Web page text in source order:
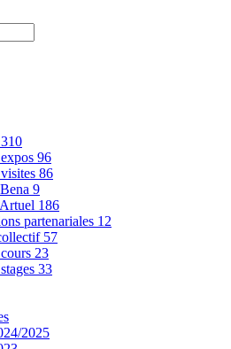
310
96
86
9
186
partenariales 12
57
23
33
2025